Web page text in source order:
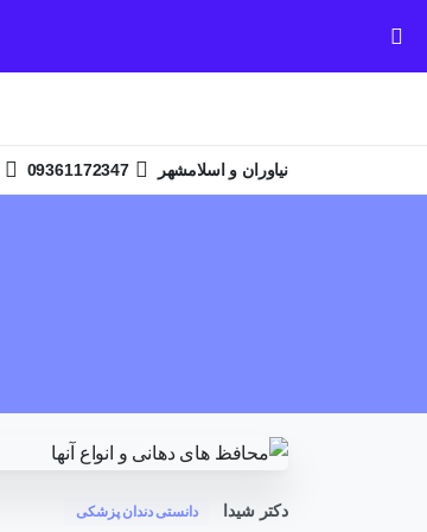
نیاوران و اسلامشهر 09361172347
دکتر شیدا دانستی دندان پزشکی